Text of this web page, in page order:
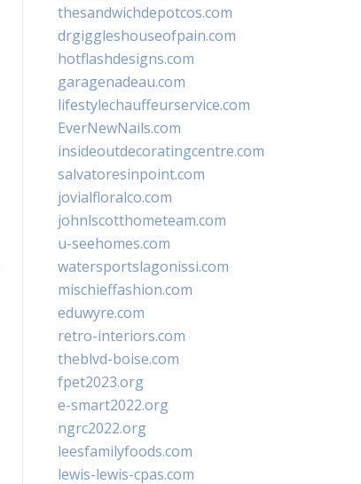
thesandwichdepotcos.com
drgiggleshouseofpain.com
hotflashdesigns.com
garagenadeau.com
lifestylechauffeurservice.com
EverNewNails.com
insideoutdecoratingcentre.com
salvatoresinpoint.com
jovialfloralco.com
johnlscotthometeam.com
u-seehomes.com
watersportslagonissi.com
mischieffashion.com
eduwyre.com
retro-interiors.com
theblvd-boise.com
fpet2023.org
e-smart2022.org
ngrc2022.org
leesfamilyfoods.com
lewis-lewis-cpas.com